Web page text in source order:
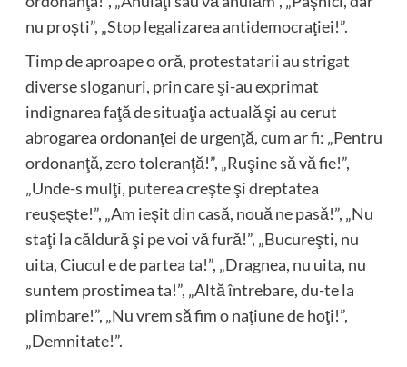
nu proşti”, „Stop legalizarea antidemocraţiei!”.
Timp de aproape o oră, protestatarii au strigat
diverse sloganuri, prin care şi-au exprimat
indignarea faţă de situaţia actuală şi au cerut
abrogarea ordonanţei de urgenţă, cum ar fi: „Pentru
ordonanţă, zero toleranţă!”, „Ruşine să vă fie!”,
„Unde-s mulţi, puterea creşte şi dreptatea
reuşeşte!”, „Am ieşit din casă, nouă ne pasă!”, „Nu
staţi la căldură şi pe voi vă fură!”, „Bucureşti, nu
uita, Ciucul e de partea ta!”, „Dragnea, nu uita, nu
suntem prostimea ta!”, „Altă întrebare, du-te la
plimbare!”, „Nu vrem să fim o naţiune de hoţi!”,
„Demnitate!”.